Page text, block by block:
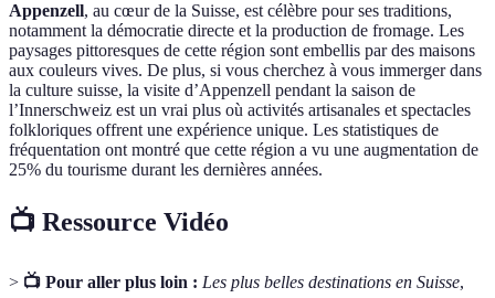
Appenzell, au cœur de la Suisse, est célèbre pour ses traditions,
notamment la démocratie directe et la production de fromage. Les
paysages pittoresques de cette région sont embellis par des maisons
aux couleurs vives. De plus, si vous cherchez à vous immerger dans
la culture suisse, la visite d’Appenzell pendant la saison de
l’Innerschweiz est un vrai plus où activités artisanales et spectacles
folkloriques offrent une expérience unique. Les statistiques de
fréquentation ont montré que cette région a vu une augmentation de
25% du tourisme durant les dernières années.
📺 Ressource Vidéo
> 📺 Pour aller plus loin : Les plus belles destinations en Suisse,